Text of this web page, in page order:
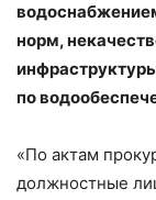
норм,
по
«По актам
должностные